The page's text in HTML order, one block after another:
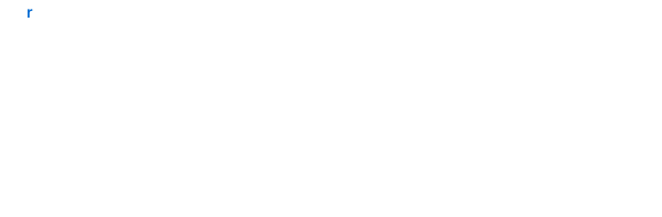
r